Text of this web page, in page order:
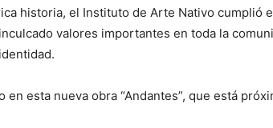
historia, el Instituto de Arte Nativo cumplió
valores importantes en toda la
en esta nueva obra “Andantes”, que está